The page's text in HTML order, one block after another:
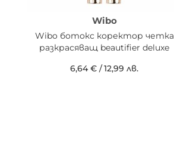
Wibo
Wibo ботокс коректор четка
разкрасяващ beautifier deluxe
6,64 € /12,99 лв.